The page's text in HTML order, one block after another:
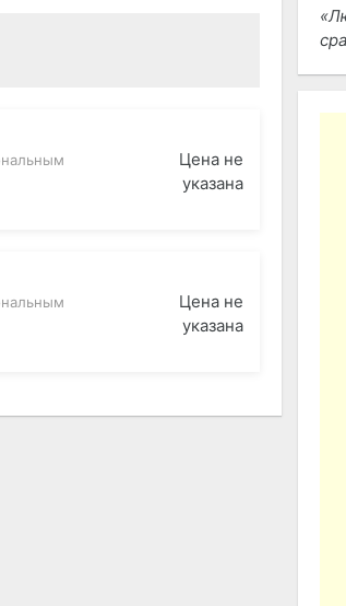
Цена не
указана
Цена не
указана